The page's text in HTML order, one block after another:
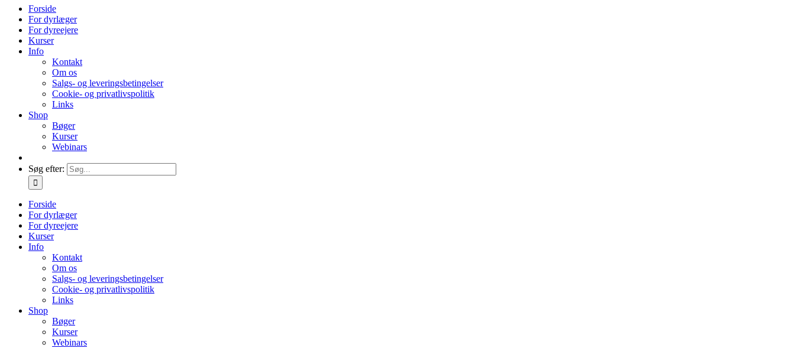
Forside
For dyrlæger
For dyreejere
Kurser
Info
Kontakt
Om os
Salgs- og leveringsbetingelser
Cookie- og privatlivspolitik
Links
Shop
Bøger
Kurser
Webinars
Søg efter:
Forside
For dyrlæger
For dyreejere
Kurser
Info
Kontakt
Om os
Salgs- og leveringsbetingelser
Cookie- og privatlivspolitik
Links
Shop
Bøger
Kurser
Webinars